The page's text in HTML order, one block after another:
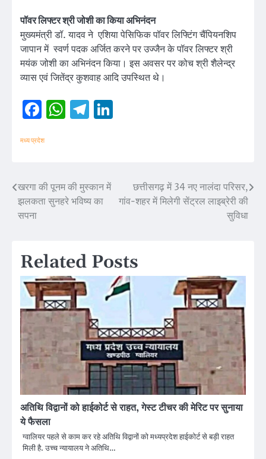
पॉवर लिफ्टर श्री जोशी का किया अभिनंदन
मुख्यमंत्री डॉ. यादव ने एशिया पेसिफिक पॉवर लिफ्टिंग चैंपियनशिप
जापान में स्वर्ण पदक अर्जित करने पर उज्जैन के पॉवर लिफ्टर श्री
मयंक जोशी का अभिनंदन किया। इस अवसर पर कोच श्री शैलेन्द्र
व्यास एवं जितेंद्र कुशवाह आदि उपस्थित थे।
Facebook
WhatsApp
Telegram
मध्य प्रदेश
Post
navigation
खरगा की पूनम की मुस्कान में
झलकता सुनहरे भविष्य का
सपना
छत्तीसगढ़ में 34 नए नालंदा परिसर,
गांव-शहर में मिलेगी सेंट्रल लाइब्रेरी की
सुविधा
Related Posts
अतिथि विद्वानों को हाईकोर्ट से राहत, गेस्ट टीचर की मेरिट पर सुनाया
ये फैसला
ग्वालियर पहले से काम कर रहे अतिथि विद्वानों को मध्यप्रदेश हाईकोर्ट से बड़ी राहत
मिली है. उच्च न्यायालय ने अतिथि…